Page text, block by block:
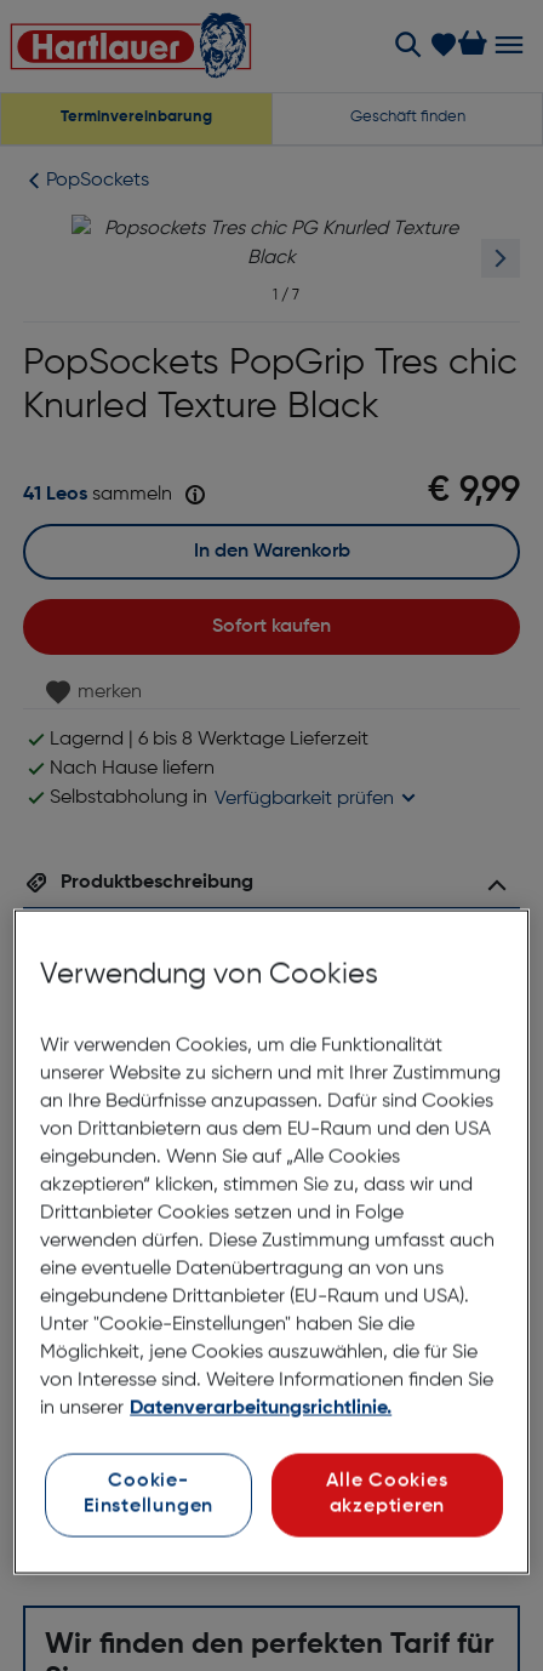
Terminvereinbarung Geschäft finden
PopSockets
1 / 7
PopSockets PopGrip Tres chic
Knurled Texture Black
€ 9,99
41 Leossammeln
Sofort kaufen
In den Warenkorb
merken
Lagernd | 6 bis 8 Werktage Lieferzeit
Nach Hause liefern
Selbstabholung in Verfügbarkeit prüfen
Produktbeschreibung
Knurled Texture Black
Phone Better – mit dem
PopSockets PopGrip
hält Dein Smartphone fest im Griff
Handyhalterung einfach aufkleben und ausziehen
einhändig Nachrichten schreiben & gelungene
Selfies schießen
ideal als Stativ
zum Schauen von Videos
PopTop ist austauschbar
PopTop abnehmbar – kompatibel mit kabellosem
Kompatibel mit PopSockets Halterungen (Mount,
Vent Mount etc.
Wir finden den perfekten Tarif für
Verwendung von Cookies
Wir verwenden Cookies, um die Funktionalität
unserer Website zu sichern und mit Ihrer Zustimmung
an Ihre Bedürfnisse anzupassen. Dafür sind Cookies
von Drittanbietern aus dem EU-Raum und den USA
eingebunden. Wenn Sie auf „Alle Cookies
akzeptieren“ klicken, stimmen Sie zu, dass wir und
Drittanbieter Cookies setzen und in Folge
verwenden dürfen. Diese Zustimmung umfasst auch
eine eventuelle Datenübertragung an von uns
eingebundene Drittanbieter (EU-Raum und USA).
Unter "Cookie-Einstellungen" haben Sie die
Möglichkeit, jene Cookies auszuwählen, die für Sie
von Interesse sind. Weitere Informationen finden Sie
in unserer Datenverarbeitungsrichtlinie.
Cookie-
Einstellungen
Alle Cookies
akzeptieren